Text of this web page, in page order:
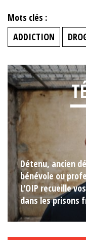
Mots clés :
ADDICTION
Détenu, ancien
bénévole ou
L'OIP recueille
dans les prisons